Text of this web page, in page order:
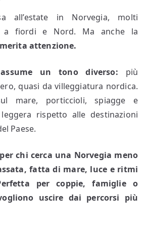
all’estate in Norvegia, molti
a fiordi e Nord. Ma anche la
merita attenzione.
un tono diverso: più
quasi da villeggiatura nordica.
mare, porticcioli, spiagge e
rispetto alle destinazioni
Paese.
chi cerca una Norvegia meno
fatta di mare, luce e ritmi
per coppie, famiglie o
uscire dai percorsi più